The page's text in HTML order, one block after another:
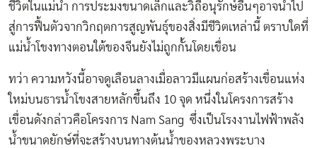
ชีวิตในแม่น้ำ การประมงขนาดเล็กและวิถีอนุรักษ์อื่นๆอาจนำไป
สู่การฟื้นตัวจากวิกฤตการสูญพันธุ์ของสิ่งมีชีวิตเหล่านี้ ตราบใดที่
แม่น้ำโขงทางตอนใต้ของจีนยังไม่ถูกกั้นโดยเขื่อน
ทว่า ความหวังนี้อาจดูเลือนลางเมื่อลาวมีแผนก่อสร้างเขื่อนแห่ง
ใหม่บนธารน้ำโขงสายหลักขึ้นถึง 10 จุด หนึ่งในโครงการสร้าง
เขื่อนดังกล่าวคือโครงการ Nam Sang ซึ่งเป็นโรงงานไฟฟ้าพลัง
น้ำขนาดยักษ์ที่จะสร้างบนทางต้นน้ำของหลวงพระบาง